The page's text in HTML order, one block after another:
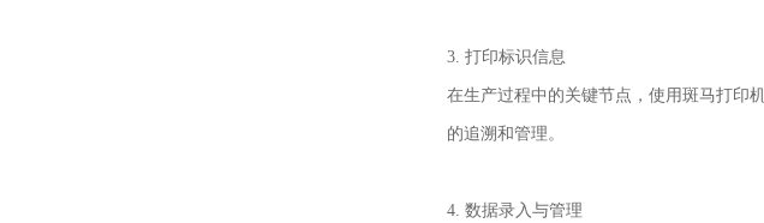
3. 打印标识信息
在生产过程中的关键节点，使用斑马打印
的追溯和管理。
4. 数据录入与管理